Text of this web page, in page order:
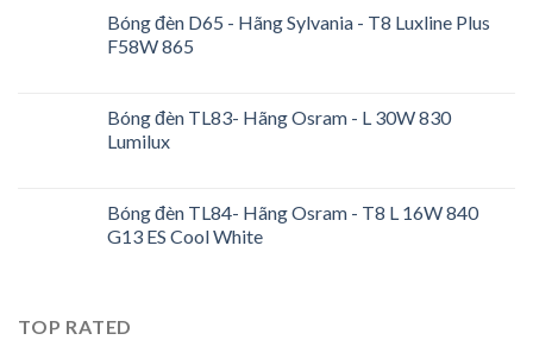
Bóng đèn D65 - Hãng Sylvania - T8 Luxline Plus
F58W 865
Bóng đèn TL83- Hãng Osram - L 30W 830
Lumilux
Bóng đèn TL84- Hãng Osram - T8 L 16W 840
G13 ES Cool White
TOP RATED